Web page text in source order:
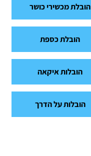
הובלת מכשירי כושר
הובלת כספת
הובלות איקאה
הובלות על הדרך